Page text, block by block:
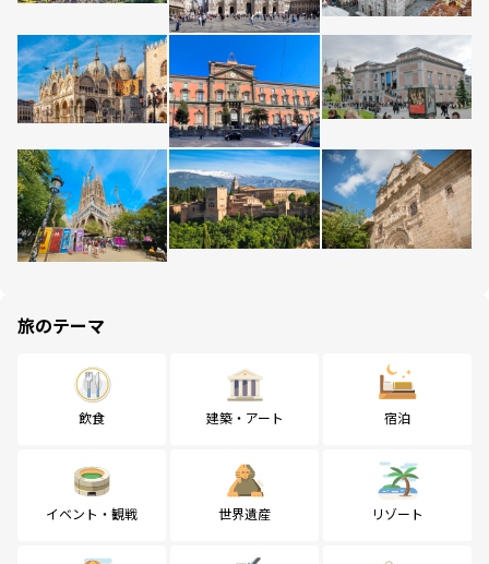
旅のテーマ
飲食 建築・アート 宿泊
イベント・観戦 世界遺産 リゾート